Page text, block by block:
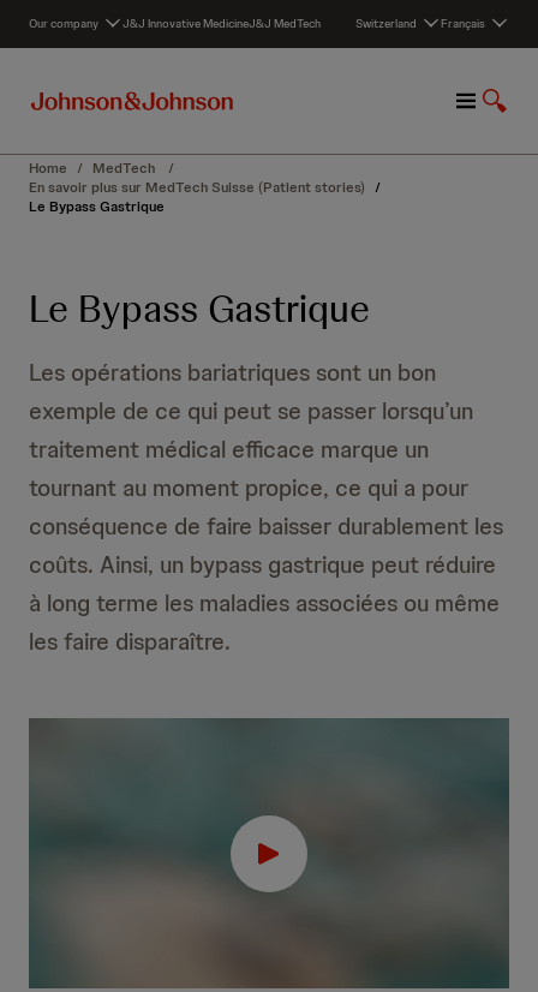
c
Our company J&J Innovative MedicineJ&J MedTech Switzerland Français
M
n
A
f
h
e
Home / MedTech
/
En savoir plus sur MedTech Suisse (Patient stories) /
Le Bypass Gastrique
Le Bypass Gastrique
Les opérations bariatriques sont un bon
exemple de ce qui peut se passer lorsqu’un
traitement médical efficace marque un
tournant au moment propice, ce qui a pour
conséquence de faire baisser durablement les
coûts. Ainsi, un bypass gastrique peut réduire
à long terme les maladies associées ou même
les faire disparaître.